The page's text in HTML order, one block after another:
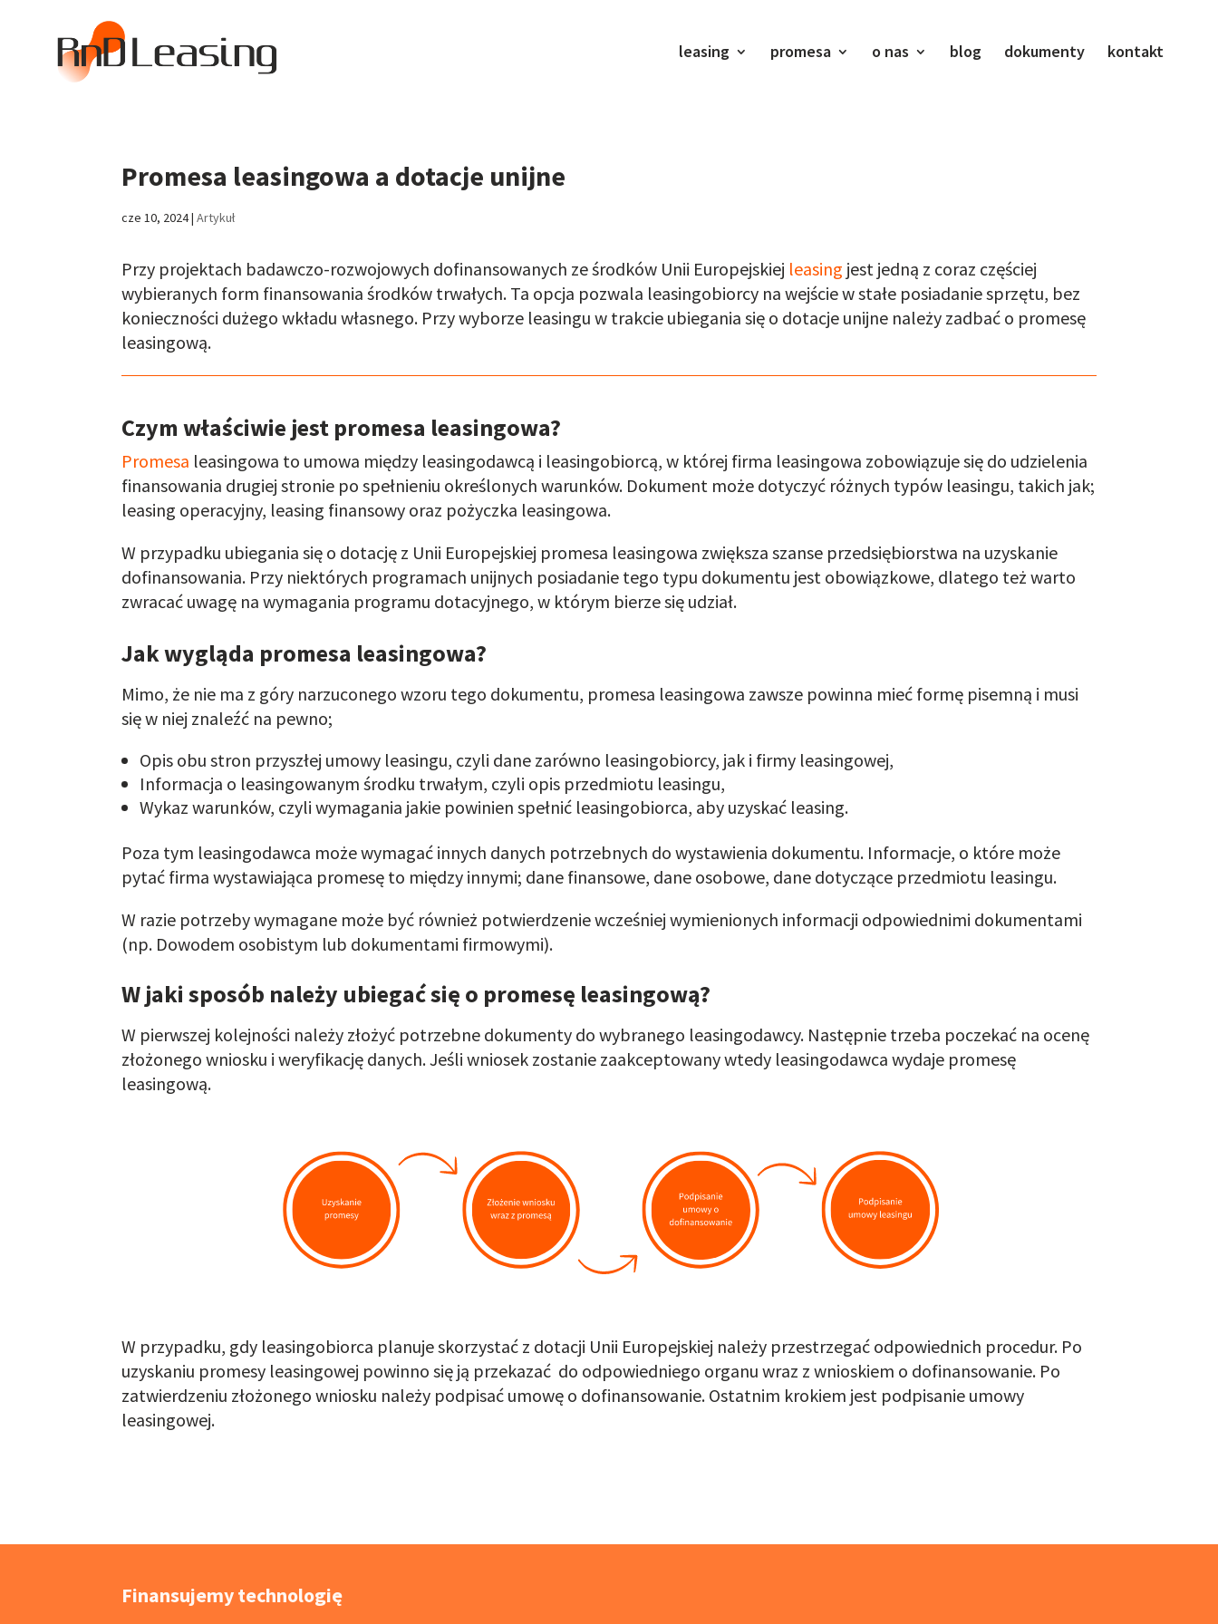
leasing promesa o nas blog dokumenty kontakt
Promesa leasingowa a dotacje unijne
cze 10, 2024|Artykuł
Przy projektach badawczo-rozwojowych dofinansowanych ze środków Unii Europejskiej leasing jest jedną z coraz częściej
wybieranych form finansowania środków trwałych. Ta opcja pozwala leasingobiorcy na wejście w stałe posiadanie sprzętu, bez
konieczności dużego wkładu własnego. Przy wyborze leasingu w trakcie ubiegania się o dotacje unijne należy zadbać o promesę
leasingową.
Czym właściwie jest promesa leasingowa?
Promesa leasingowa to umowa między leasingodawcą i leasingobiorcą, w której firma leasingowa zobowiązuje się do udzielenia
finansowania drugiej stronie po spełnieniu określonych warunków. Dokument może dotyczyć różnych typów leasingu, takich jak;
leasing operacyjny, leasing finansowy oraz pożyczka leasingowa.
W przypadku ubiegania się o dotację z Unii Europejskiej promesa leasingowa zwiększa szanse przedsiębiorstwa na uzyskanie
dofinansowania. Przy niektórych programach unijnych posiadanie tego typu dokumentu jest obowiązkowe, dlatego też warto
zwracać uwagę na wymagania programu dotacyjnego, w którym bierze się udział.
Jak wygląda promesa leasingowa?
Mimo, że nie ma z góry narzuconego wzoru tego dokumentu, promesa leasingowa zawsze powinna mieć formę pisemną i musi
się w niej znaleźć na pewno;
Opis obu stron przyszłej umowy leasingu, czyli dane zarówno leasingobiorcy, jak i firmy leasingowej,
Informacja o leasingowanym środku trwałym, czyli opis przedmiotu leasingu,
Wykaz warunków, czyli wymagania jakie powinien spełnić leasingobiorca, aby uzyskać leasing.
Poza tym leasingodawca może wymagać innych danych potrzebnych do wystawienia dokumentu. Informacje, o które może
pytać firma wystawiająca promesę to między innymi; dane finansowe, dane osobowe, dane dotyczące przedmiotu leasingu.
W razie potrzeby wymagane może być również potwierdzenie wcześniej wymienionych informacji odpowiednimi dokumentami
(np. Dowodem osobistym lub dokumentami firmowymi).
W jaki sposób należy ubiegać się o promesę leasingową?
W pierwszej kolejności należy złożyć potrzebne dokumenty do wybranego leasingodawcy. Następnie trzeba poczekać na ocenę
złożonego wniosku i weryfikację danych. Jeśli wniosek zostanie zaakceptowany wtedy leasingodawca wydaje promesę
leasingową.
W przypadku, gdy leasingobiorca planuje skorzystać z dotacji Unii Europejskiej należy przestrzegać odpowiednich procedur. Po
uzyskaniu promesy leasingowej powinno się ją przekazać do odpowiedniego organu wraz z wnioskiem o dofinansowanie. Po
zatwierdzeniu złożonego wniosku należy podpisać umowę o dofinansowanie. Ostatnim krokiem jest podpisanie umowy
leasingowej.
Finansujemy technologię